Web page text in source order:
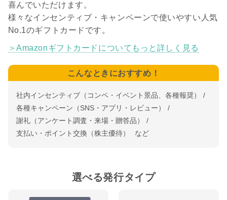
喜んでいただけます。
様々なインセンティブ・キャンペーンで使いやすい人気
No.1のギフトカードです。
＞Amazonギフトカードについてもっと詳しく見る
こんなときにおすすめ！
社内インセンティブ（コンペ・イベント景品、各種報奨）
各種キャンペーン（SNS・アプリ・レビュー）
謝礼（アンケート調査・来場・贈答品）
支払い・ポイント交換（株主優待）
選べる発行タイプ